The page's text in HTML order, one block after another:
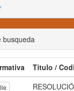
busqueda
Titulo /